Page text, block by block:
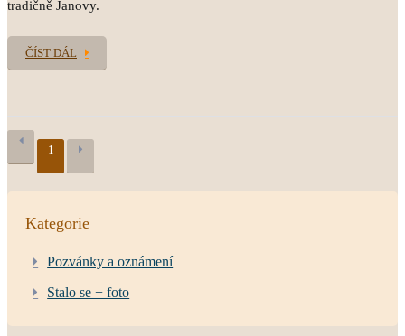
tradičně Janovy.
ČÍST DÁL
1
Kategorie
Pozvánky a oznámení
Stalo se + foto